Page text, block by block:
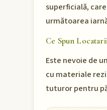
superficială,
următoarea
Ce Spun
Este nevoie de
cu materiale
tuturor pentru